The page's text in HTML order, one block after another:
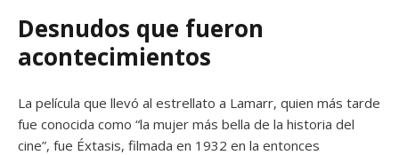
Desnudos que fueron
acontecimientos
La película que llevó al estrellato a Lamarr, quien más tarde
fue conocida como “la mujer más bella de la historia del
cine”, fue Éxtasis, filmada en 1932 en la entonces